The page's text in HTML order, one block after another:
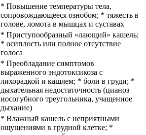
* Повышение температуры тела,
сопровождающееся ознобом; * тяжесть в
голове, ломота в мышцах и суставах
* Приступообразный «лающий» кашель;
* осиплость или полное отсутствие
голоса
* Преобладание симптомов
выраженного эндотоксикоза с
лихорадкой и кашлем; * боли в груди; *
дыхательная недостаточность (цианоз
носогубного треугольника, учащенное
дыхание)
* Влажный кашель с неприятными
ощущениями в грудной клетке; *